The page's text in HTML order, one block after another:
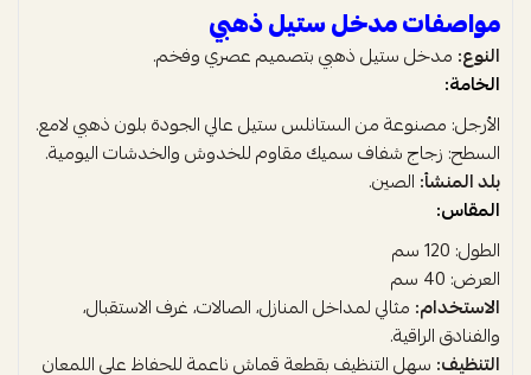
مواصفات مدخل ستيل ذهبي
النوع: مدخل ستيل ذهبي بتصميم عصري وفخم.
الخامة:
الأرجل: مصنوعة من الستانلس ستيل عالي الجودة بلون ذهبي لامع.
السطح: زجاج شفاف سميك مقاوم للخدوش والخدشات اليومية.
بلد المنشأ: الصين.
المقاس:
الطول: 120 سم
العرض: 40 سم
الاستخدام: مثالي لمداخل المنازل، الصالات، غرف الاستقبال،
والفنادق الراقية.
التنظيف: سهل التنظيف بقطعة قماش ناعمة للحفاظ على اللمعان